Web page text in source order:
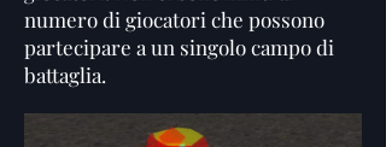
numero di giocatori che possono
partecipare a un singolo campo di
battaglia.